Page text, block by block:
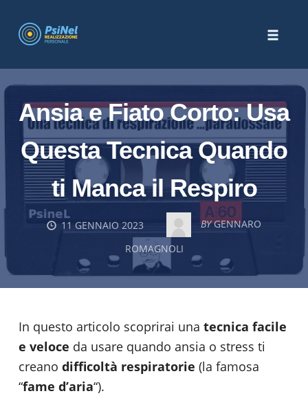
content
Ansia e Fiato Corto: Usa
Questa Tecnica Quando
ti Manca il Respiro
11 GENNAIO 2023 BY GENNARO
ROMAGNOLI
In questo articolo scoprirai una tecnica facile
e veloce da usare quando ansia o stress ti
creano difficoltà respiratorie (la famosa
“fame d’aria“).